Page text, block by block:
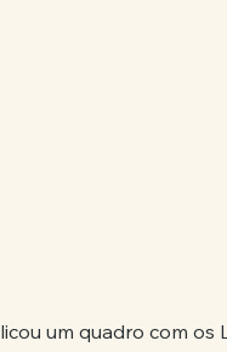
um quadro com os